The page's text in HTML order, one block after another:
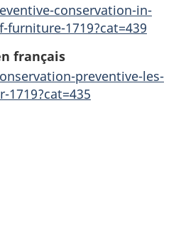
conservation-in-
furniture-1719?cat=439
français
preventive-les-
1719?cat=435